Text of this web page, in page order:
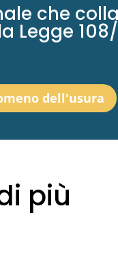
che
Legge
dell'usura
più